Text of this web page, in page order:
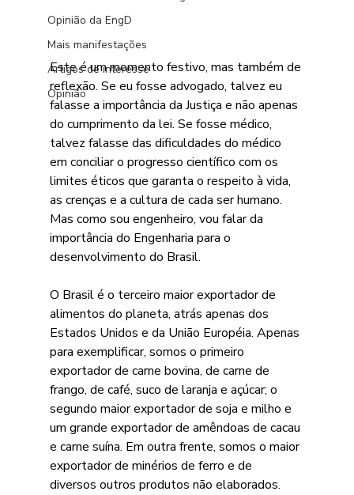
Opinião da EngD
Mais manifestações
Artigos de interesse
Opinião
Este é um momento festivo, mas também de
reflexão. Se eu fosse advogado, talvez eu
falasse a importância da Justiça e não apenas
do cumprimento da lei. Se fosse médico,
talvez falasse das dificuldades do médico
em conciliar o progresso científico com os
limites éticos que garanta o respeito à vida,
as crenças e a cultura de cada ser humano.
Mas como sou engenheiro, vou falar da
importância do Engenharia para o
desenvolvimento do Brasil.
O Brasil é o terceiro maior exportador de
alimentos do planeta, atrás apenas dos
Estados Unidos e da União Européia. Apenas
para exemplificar, somos o primeiro
exportador de carne bovina, de carne de
frango, de café, suco de laranja e açúcar; o
segundo maior exportador de soja e milho e
um grande exportador de amêndoas de cacau
e carne suína. Em outra frente, somos o maior
exportador de minérios de ferro e de
diversos outros produtos não elaborados.